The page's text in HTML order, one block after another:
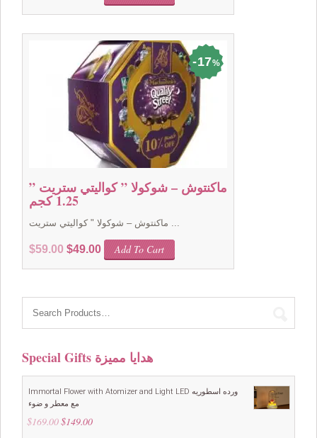
$49.00.
price
$39.00.
17%
ماكنتوش – شوكولا ” كواليتي ستريت ”
1.25 كجم
ماكنتوش – شوكولا " كواليتي ستريت ...
$59.00 Original
$49.00Current
price
Add To Cart
Special Gifts هدايا مميزة
Immortal Flower with Atomizer and Light LED ورده اسطوريه
مع معطر و ضوء
$169.00 Original
$149.00Current